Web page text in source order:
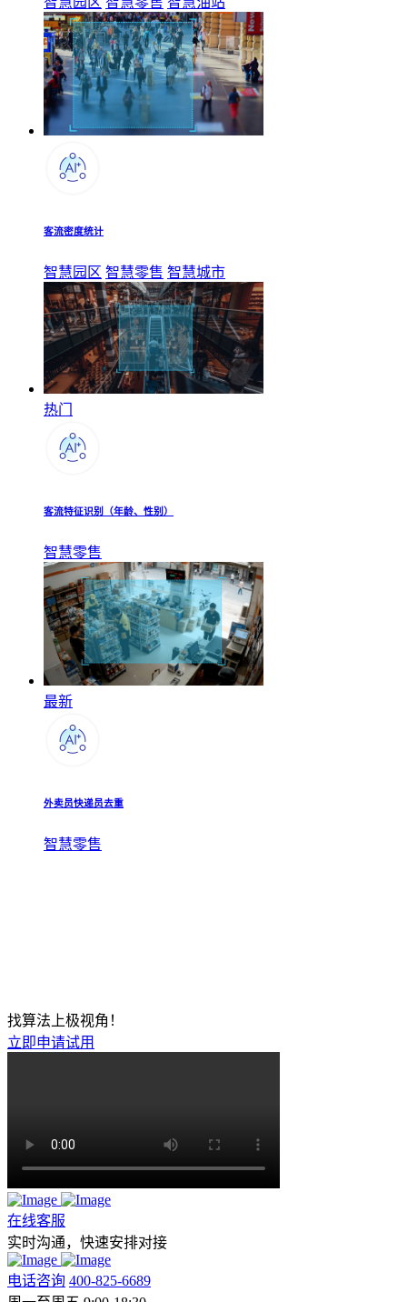
客流密度统计
智慧园区 智慧零售 智慧城市
热门
客流特征识别（年龄、性别）
智慧零售
最新
外卖员快递员去重
智慧零售
找算法上极视角！
立即申请试用
在线客服
实时沟通，快速安排对接
电话咨询 400-825-6689